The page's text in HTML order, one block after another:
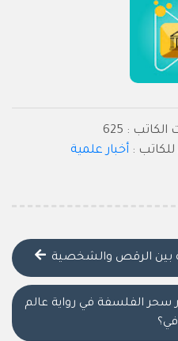
: 625
: أخبار علمية
بين الرقص والشخصية
الفلسفة في رواية عالم